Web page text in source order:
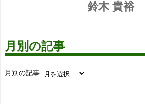
鈴木 貴裕
月別の記事
月別の記事